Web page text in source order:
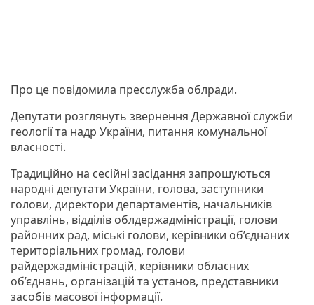
Про це повідомила пресслужба облради.
Депутати розглянуть звернення Державної служби
геології та надр України, питання комунальної
власності.
Традиційно на сесійні засідання запрошуються
народні депутати України, голова, заступники
голови, директори департаментів, начальників
управлінь, відділів облдержадміністрації, голови
районних рад, міські голови, керівники об’єднаних
територіальних громад, голови
райдержадміністрацій, керівники обласних
об’єднань, організацій та установ, представники
засобів масової інформації.